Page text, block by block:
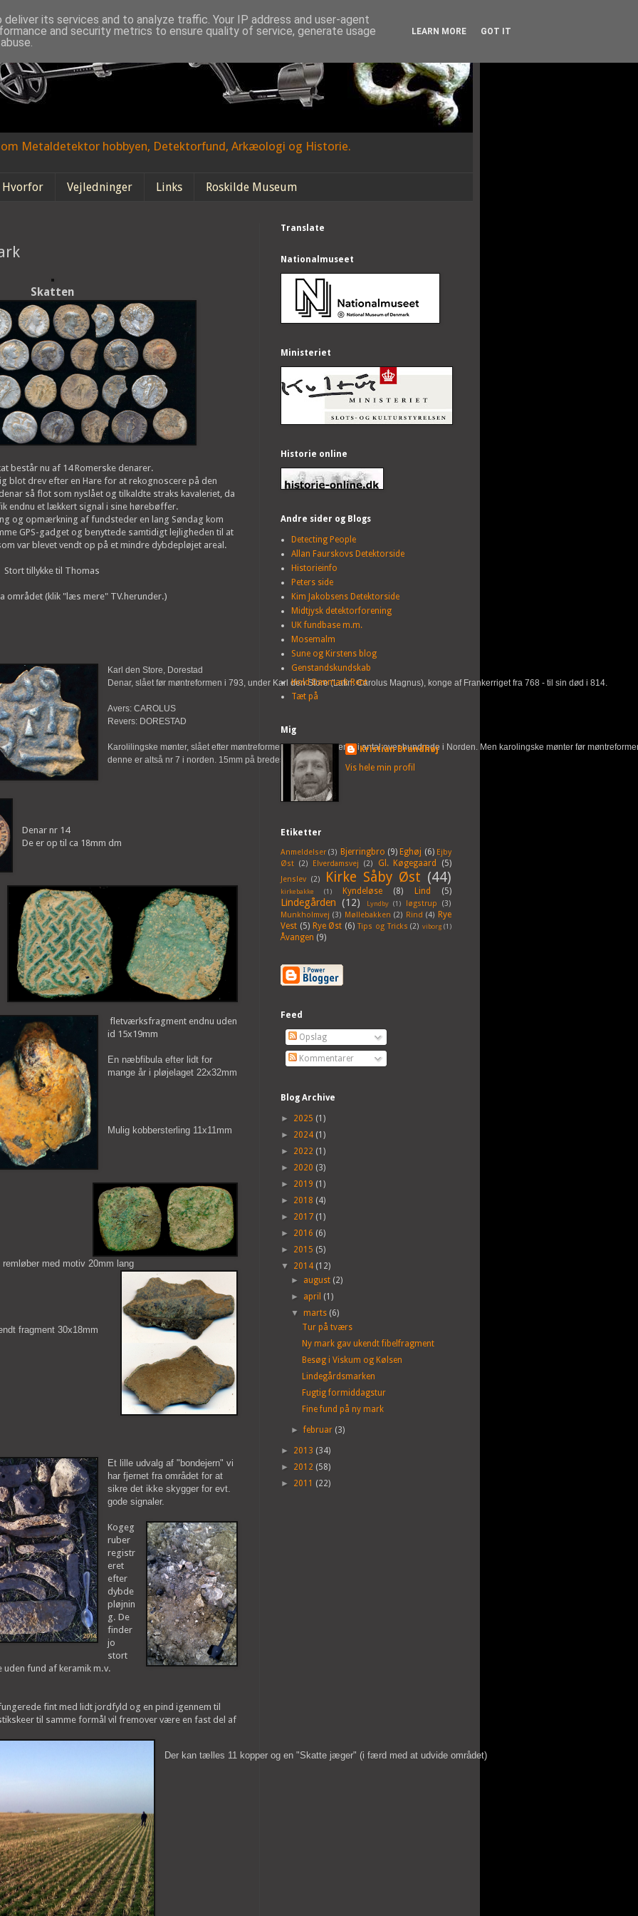
Metaldetektor hobbyen, Detektorfund, Arkæologi og Historie.
Hvorfor Vejledninger Links Roskilde Museum
Skatten
består nu af 14 Romerske denarer.
blot drev efter en Hare for at rekognoscere på den
så flot som nyslået og tilkaldte straks kavaleriet, da
endnu et lækkert signal i sine hørebøffer.
og opmærkning af fundsteder en lang Søndag kom
GPS-gadget og benyttede samtidigt lejligheden til at
var blevet vendt op på et mindre dybdepløjet areal.
Stort tillykke til Thomas
området (klik "læs mere" TV.herunder.)
Karl den Store, Dorestad
Denar, slået før møntreformen i 793, under Karl den Store (Latin: Carolus Magnus), konge af Frankerriget fra 768 - til sin død i 814.
Avers: CAROLUS
Revers: DORESTAD
Karolilingske mønter, slået efter møntreformen i 793, er vel kendt i antal over hundrede i Norden. Men karolingske mønter før
denne er altså nr 7 i norden. 15mm på bredeste led.
Denar nr 14
De er op til ca 18mm dm
fletværksfragment endnu uden
id 15x19mm
En næbfibula efter lidt for
mange år i pløjelaget 22x32mm
Mulig kobbersterling 11x11mm
remløber med motiv 20mm lang
fragment 30x18mm
Et lille udvalg af "bondejern" vi
har fjernet fra området for at
sikre det ikke skygger for evt.
gode signaler.
Kogeg
ruber
registr
eret
efter
dybde
pløjnin
g. De
finder
jo
stort
fund af keramik m.v.
fint med lidt jordfyld og en pind igennem til
til samme formål vil fremover være en fast del af
Der kan tælles 11 kopper og en "Skatte jæger" (i færd med at udvide området)
Translate
Nationalmuseet
Ministeriet
Historie online
Andre sider og Blogs
Detecting People
Allan Faurskovs Detektorside
Historieinfo
Peters side
Kim Jakobsens Detektorside
Midtjysk detektorforening
UK fundbase m.m.
Mosemalm
Sune og Kirstens blog
Genstandskundskab
Hold Danmark Rent
Tæt på
Mig
Kristian Brandhøj
Vis hele min profil
Etiketter
Anmeldelser (3) Bjerringbro (9) Eghøj (6) Ejby
Øst (2) Elverdamsvej (2) Gl. Køgegaard (5)
Jenslev (2) Kirke Såby Øst (44)
kirkebakke (1) Kyndeløse (8) Lind (5)
Lindegården (12) Lyndby (1) løgstrup
(3)
Munkholmvej (3) Møllebakken (2) Rind (4) Rye
Vest (5) Rye Øst (6) Tips og Tricks (2) viborg (1)
Åvangen (9)
Feed
Opslag
Kommentarer
Blog Archive
► 2025 (1)
► 2024 (1)
► 2022 (1)
► 2020 (3)
► 2019 (1)
► 2018 (4)
► 2017 (1)
► 2016 (6)
► 2015 (5)
▼ 2014 (12)
► august (2)
► april (1)
▼marts (6)
Tur på tværs
Ny mark gav ukendt fibelfragment
Besøg i Viskum og Kølsen
Lindegårdsmarken
Fugtig formiddagstur
Fine fund på ny mark
►februar (3)
► 2013 (34)
► 2012 (58)
► 2011 (22)
its services and to analyze traffic. Your IP address and user-agent
and security metrics to ensure quality of service, generate usage
LEARN MORE GOT IT